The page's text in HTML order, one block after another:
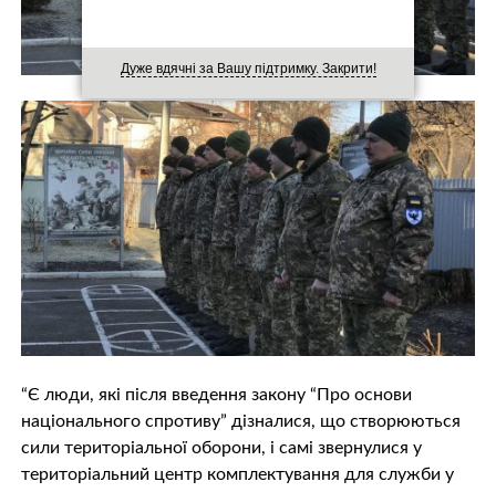
Дуже вдячні за Вашу підтримку. Закрити!
“Є люди, які після введення закону “Про основи
національного спротиву” дізналися, що створюються
сили територіальної оборони, і самі звернулися у
територіальний центр комплектування для служби у